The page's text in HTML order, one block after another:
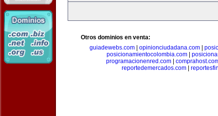
Otros dominios en venta:
guiadewebs.com
opinionciudadana.com
posicionamientocolombia.com|
programacionenred.com
reportedemercados.com|